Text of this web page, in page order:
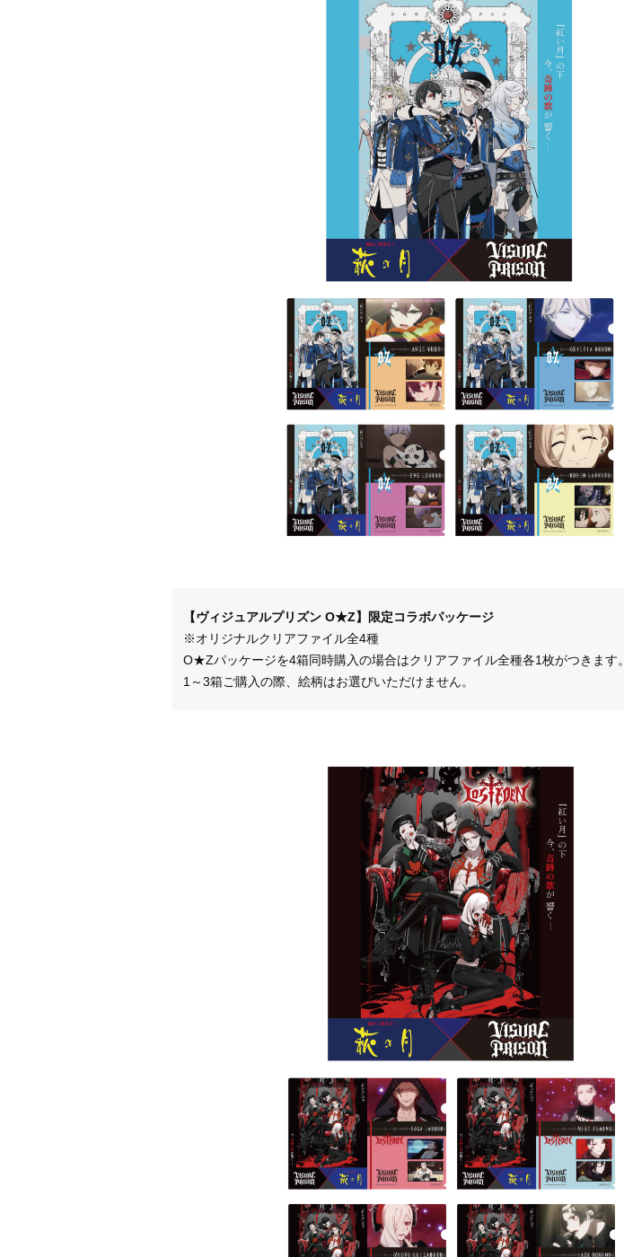
【ヴィジュアルプリズン O★Z】限定コラボパッケージ
※オリジナルクリアファイル全4種
O★Zパッケージを4箱同時購入の場合はクリアファイル全種各1枚がつきます。
1～3箱ご購入の際、絵柄はお選びいただけません。